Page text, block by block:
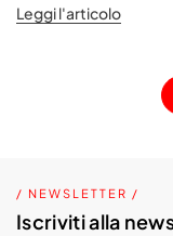
Leggi l'articolo
/ NEWSLETTER /
Iscriviti alla